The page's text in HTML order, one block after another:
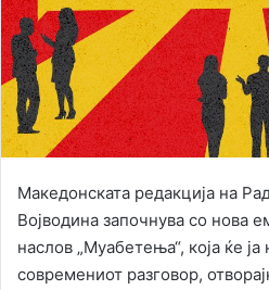
Македонската редакција на
Војводина започнува со нова
наслов „Муабетења“, која ќе
современиот разговор,